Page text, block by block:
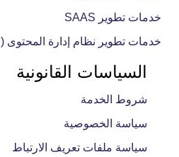
خدمات تطوير SAAS
خدمات تطوير نظام إدارة المحتوى (CMS)
السياسات القانونية
شروط الخدمة
سياسة الخصوصية
سياسة ملفات تعريف الارتباط